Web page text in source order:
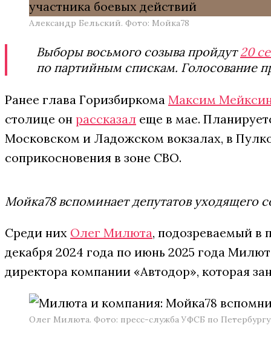
Александр Бельский. Фото: Мойка78
Выборы восьмого созыва пройдут20
по партийным спискам. Голосование
Ранее глава Горизбиркома Максим
столице он рассказал еще в мае.
Московском и Ладожском вокзалах, в
соприкосновения в зоне СВО.
Мойка78 вспоминает депутатов уходящего
Среди них Олег Милюта, подозреваемый в
декабря 2024 года по июнь 2025 года
директора компании «Автодор», которая
Олег Милюта. Фото: пресс-служба УФСБ по